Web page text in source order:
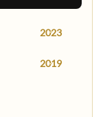
2023
2019